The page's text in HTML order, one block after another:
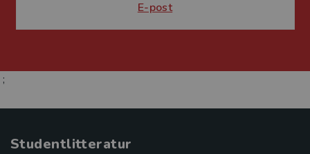
E-post
;
Studentlitteratur